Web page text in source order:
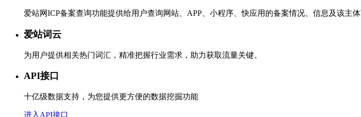
爱站网ICP备案查询功能提供给用户查询网站、APP、小程序、快应用的备案情况、信息及该主
爱站词云
为用户提供相关热门词汇，精准把握行业需求，助力获取流量关键。
API接口
十亿级数据支持，为您提供更方便的数据挖掘功能
进入API接口